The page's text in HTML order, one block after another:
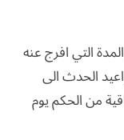
التي افرج عنه
الحدث الى
من الحكم يوم